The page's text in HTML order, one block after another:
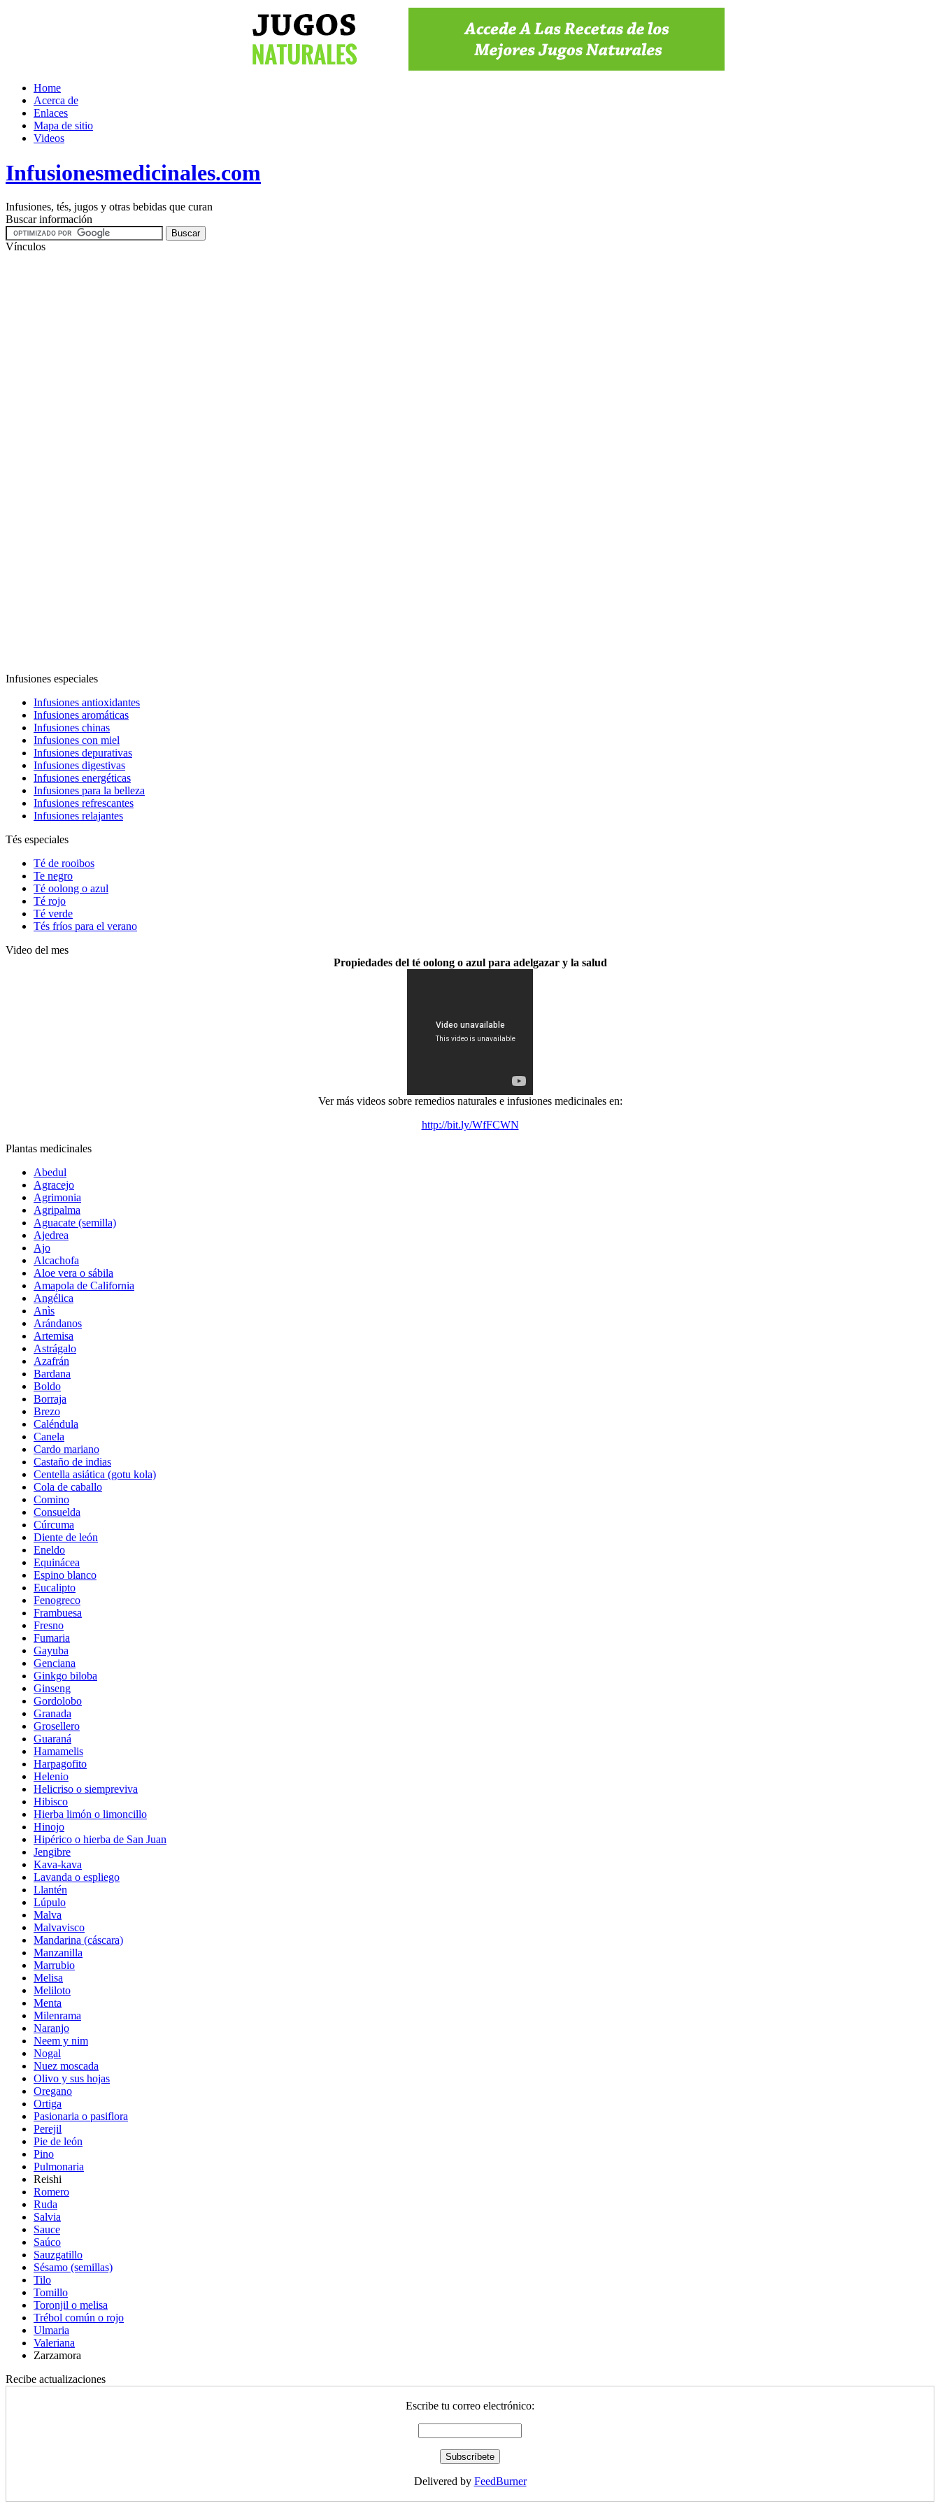
Home
Acerca de
Enlaces
Mapa de sitio
Videos
Infusionesmedicinales.com
Infusiones, tés, jugos y otras bebidas que curan
Buscar información
Vínculos
Infusiones especiales
Infusiones antioxidantes
Infusiones aromáticas
Infusiones chinas
Infusiones con miel
Infusiones depurativas
Infusiones digestivas
Infusiones energéticas
Infusiones para la belleza
Infusiones refrescantes
Infusiones relajantes
Tés especiales
Té de rooibos
Te negro
Té oolong o azul
Té rojo
Té verde
Tés fríos para el verano
Video del mes
Propiedades del té oolong o azul para adelgazar y la salud
Ver más videos sobre remedios naturales e infusiones medicinales en:
http://bit.ly/WfFCWN
Plantas medicinales
Abedul
Agracejo
Agrimonia
Agripalma
Aguacate (semilla)
Ajedrea
Ajo
Alcachofa
Aloe vera o sábila
Amapola de California
Angélica
Anìs
Arándanos
Artemisa
Astrágalo
Azafrán
Bardana
Boldo
Borraja
Brezo
Caléndula
Canela
Cardo mariano
Castaño de indias
Centella asiática (gotu kola)
Cola de caballo
Comino
Consuelda
Cúrcuma
Diente de león
Eneldo
Equinácea
Espino blanco
Eucalipto
Fenogreco
Frambuesa
Fresno
Fumaria
Gayuba
Genciana
Ginkgo biloba
Ginseng
Gordolobo
Granada
Grosellero
Guaraná
Hamamelis
Harpagofito
Helenio
Helicriso o siempreviva
Hibisco
Hierba limón o limoncillo
Hinojo
Hipérico o hierba de San Juan
Jengibre
Kava-kava
Lavanda o espliego
Llantén
Lúpulo
Malva
Malvavisco
Mandarina (cáscara)
Manzanilla
Marrubio
Melisa
Meliloto
Menta
Milenrama
Naranjo
Neem y nim
Nogal
Nuez moscada
Olivo y sus hojas
Oregano
Ortiga
Pasionaria o pasiflora
Perejil
Pie de león
Pino
Pulmonaria
Reishi
Romero
Ruda
Salvia
Sauce
Saúco
Sauzgatillo
Sésamo (semillas)
Tilo
Tomillo
Toronjil o melisa
Trébol común o rojo
Ulmaria
Valeriana
Zarzamora
Recibe actualizaciones
Escribe tu correo electrónico:
Delivered by FeedBurner